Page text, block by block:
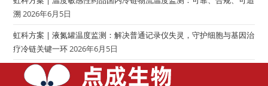
溯 2026年6月5日
虹科方案 | 液氮罐温度监测：解决普通记录仪失灵，守护细胞与基因治
疗冷链关键一环 2026年6月5日